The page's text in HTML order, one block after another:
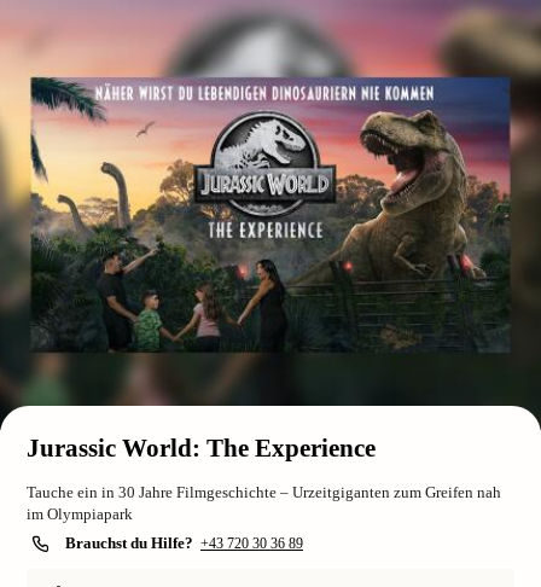
Jurassic World: The Experience
Tauche ein in 30 Jahre Filmgeschichte – Urzeitgiganten zum Greifen nah
im Olympiapark
Brauchst du Hilfe? +43 720 30 36 89